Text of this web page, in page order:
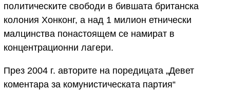
политическите свободи в бившата британска
колония Хонконг, а над 1 милион етнически
малцинства понастоящем се намират в
концентрационни лагери.
През 2004 г. авторите на поредицата „Девет
коментара за комунистическата партия“